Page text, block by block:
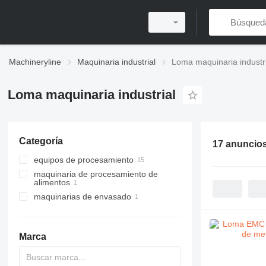
Machineryline Maquinaria industrial Loma maquinaria
Loma maquinaria industrial
Categoría
equipos de procesamiento
detectores de metales industriales
maquinaria de procesamiento de
alimentos
equipos de procesamiento de
maquinarias de envasado
Marca
17